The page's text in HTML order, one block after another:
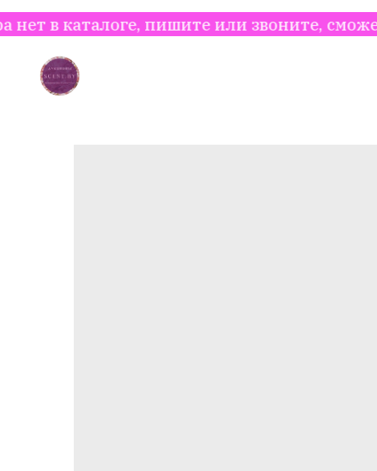
пишите или звоните, сможем найти